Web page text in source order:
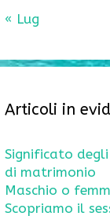
« Lug
Articoli in
Significato
di matrimonio
Maschio o
Scopriamo il